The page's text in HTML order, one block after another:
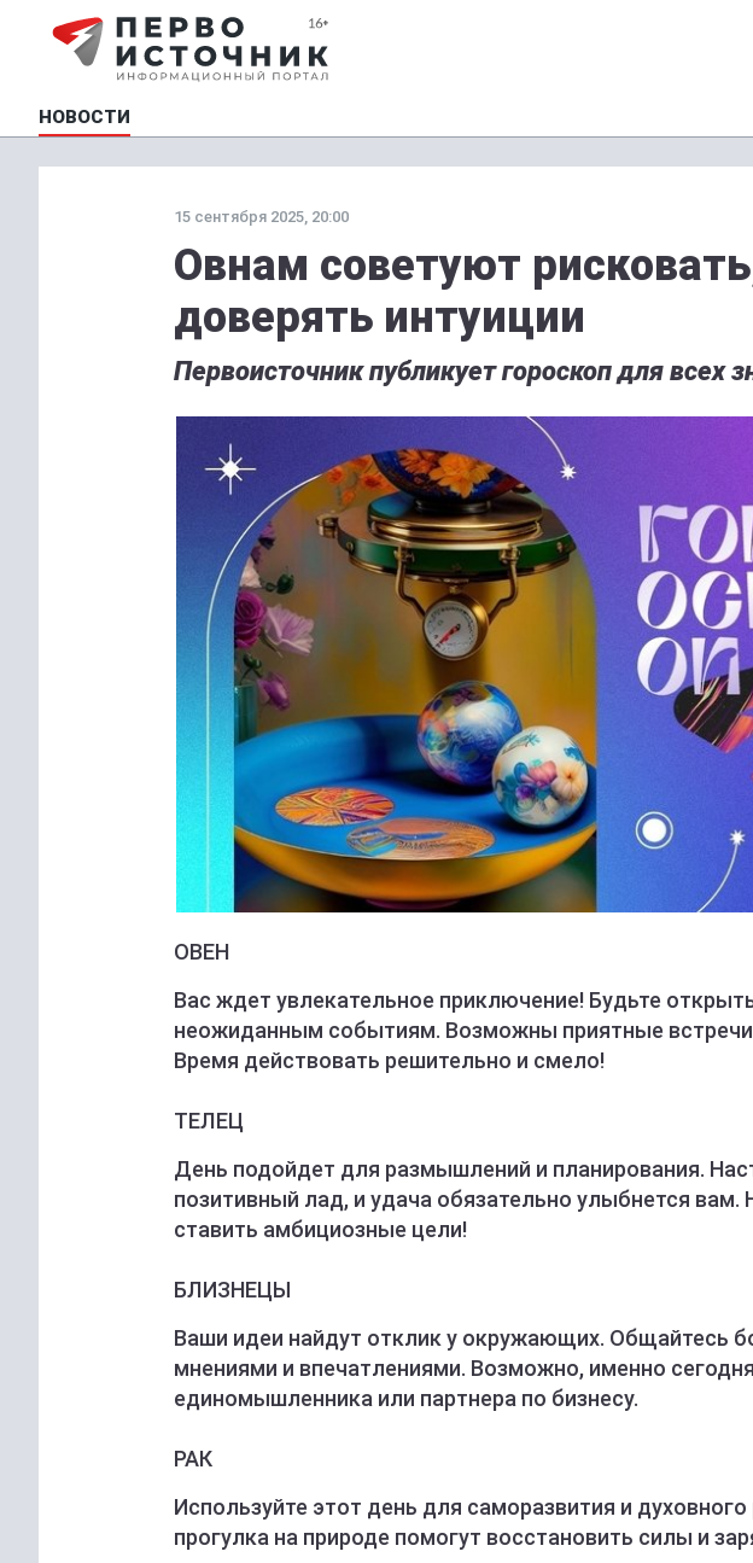
НОВОСТИ
15 сентября 2025, 20:00
Овнам советуют
доверять интуиции
Первоисточник публикует гороскоп для всех
ОВЕН
Вас ждет увлекательное приключение! Будьте
неожиданным событиям. Возможны приятные
Время действовать решительно и смело!
ТЕЛЕЦ
День подойдет для размышлений и планирования.
позитивный лад, и удача обязательно улыбнется вам.
ставить амбициозные цели!
БЛИЗНЕЦЫ
Ваши идеи найдут отклик у окружающих. Общайтесь
мнениями и впечатлениями. Возможно, именно
единомышленника или партнера по бизнесу.
РАК
Используйте этот день для саморазвития и
прогулка на природе помогут восстановить силы и